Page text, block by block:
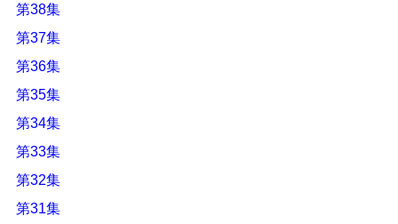
第38集
第37集
第36集
第35集
第34集
第33集
第32集
第31集